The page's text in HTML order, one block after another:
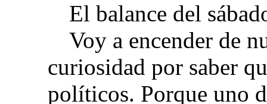
El balance del
Voy a encender de
curiosidad por saber
políticos. Porque uno